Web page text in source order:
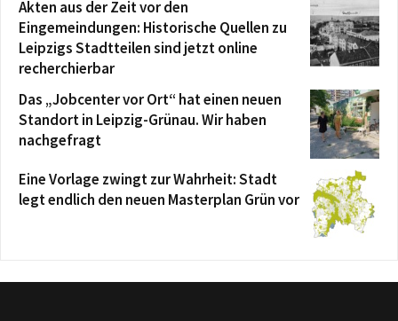
Akten aus der Zeit vor den
Eingemeindungen: Historische Quellen zu
Leipzigs Stadtteilen sind jetzt online
recherchierbar
Das „Jobcenter vor Ort“ hat einen neuen
Standort in Leipzig-Grünau. Wir haben
nachgefragt
Eine Vorlage zwingt zur Wahrheit: Stadt
legt endlich den neuen Masterplan Grün vor